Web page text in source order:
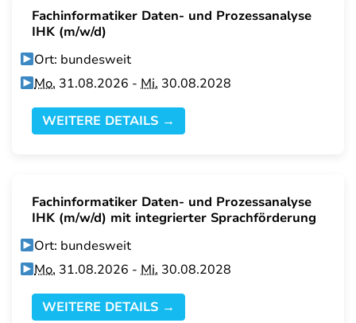
Fachinformatiker Daten- und Prozessanalyse
IHK (m/w/d)
Ort: bundesweit
Mo. 31.08.2026 -Mi. 30.08.2028
WEITERE DETAILS →
Fachinformatiker Daten- und Prozessanalyse
IHK (m/w/d) mit integrierter Sprachförderung
Ort: bundesweit
Mo. 31.08.2026 -Mi. 30.08.2028
WEITERE DETAILS →